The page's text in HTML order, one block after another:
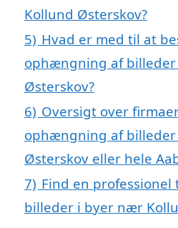
Kollund Østerskov?
5) Hvad er med til at
ophængning af billeder
Østerskov?
6) Oversigt over
ophængning af billeder
Østerskov eller hele
7) Find en
billeder i byer nær